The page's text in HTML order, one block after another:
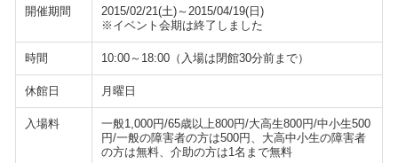
開催期間
2015/02/21(土)～2015/04/19(日)
※イベント会期は終了しました
時間 10:00～18:00（入場は閉館30分前まで）
休館日 月曜日
入場料
一般1,000円/65歳以上800円/大高生800円/中小生500
円/一般の障害者の方は500円、大高中小生の障害者
の方は無料、介助の方は1名まで無料